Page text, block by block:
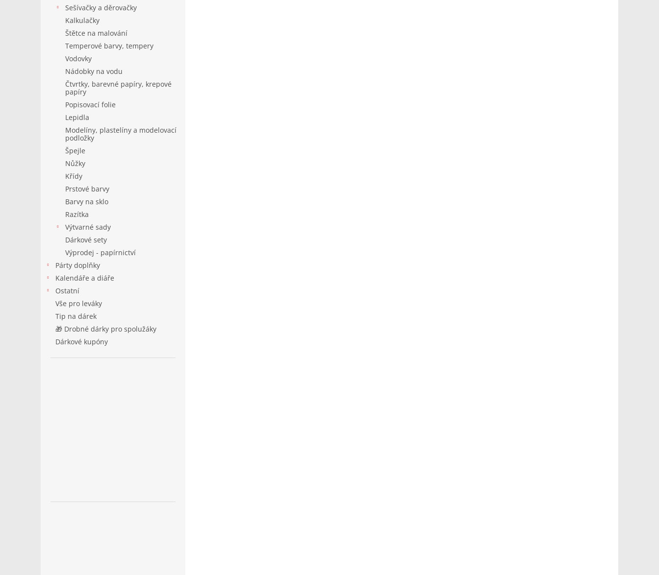
Sešívačky a děrovačky
Kalkulačky
Štětce na malování
Temperové barvy, tempery
Vodovky
Nádobky na vodu
Čtvrtky, barevné papíry, krepové
papíry
Popisovací folie
Lepidla
Modelíny, plastelíny a modelovací
podložky
Špejle
Nůžky
Křídy
Prstové barvy
Barvy na sklo
Razítka
Výtvarné sady
Dárkové sety
Výprodej - papírnictví
Párty doplňky
Kalendáře a diáře
Ostatní
Vše pro leváky
Tip na dárek
🎁 Drobné dárky pro spolužáky
Dárkové kupóny